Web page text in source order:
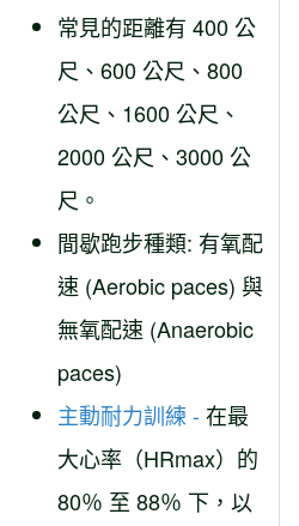
常見的距離有 400 公
尺、600 公尺、800
公尺、1600 公尺、
2000 公尺、3000 公
尺。
間歇跑步種類: 有氧配
速 (Aerobic paces) 與
無氧配速 (Anaerobic
paces)
主動耐力訓練 - 在最
大心率（HRmax）的
80％ 至 88％ 下，以